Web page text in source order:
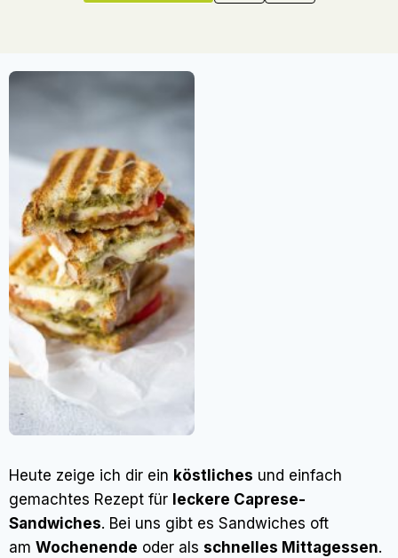
Heute zeige ich dir ein köstliches und einfach
gemachtes Rezept für leckere Caprese-
Sandwiches. Bei uns gibt es Sandwiches oft
am Wochenende oder als schnelles Mittagessen.